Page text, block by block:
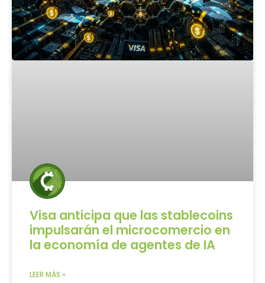
Visa anticipa que las stablecoins
impulsarán el microcomercio en
la economía de agentes de IA
LEER MÁS »